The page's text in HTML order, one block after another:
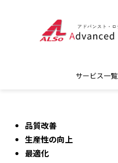
サービス一覧
品質改善
生産性の向上
最適化